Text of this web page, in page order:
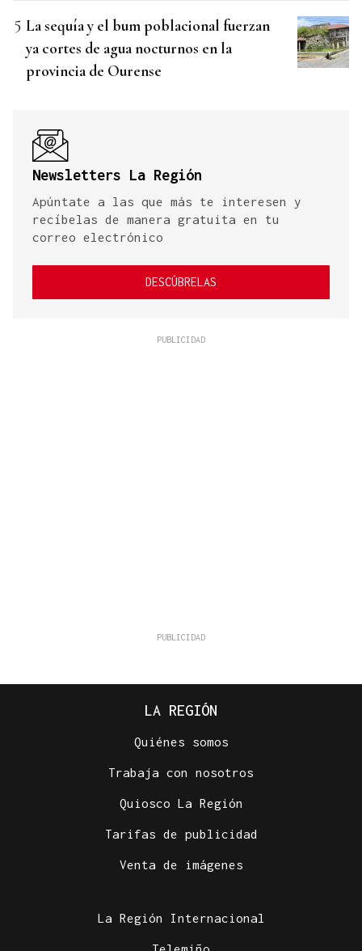
La sequía y el bum poblacional fuerzan
ya cortes de agua nocturnos en la
provincia de Ourense
Newsletters La Región
Apúntate a las que más te interesen y
recíbelas de manera gratuita en tu
correo electrónico
DESCÚBRELAS
LA REGIÓN
Quiénes somos
Trabaja con nosotros
Quiosco La Región
Tarifas de publicidad
Venta de imágenes
La Región Internacional